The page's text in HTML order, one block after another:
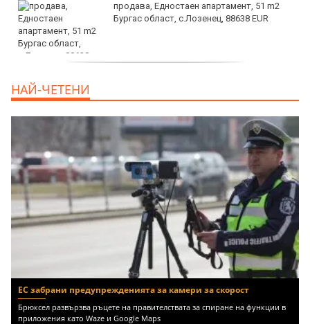
продава, Едностаен апартамент, 51 m2
Бургас област, с.Лозенец, 88638 EUR
EUR
НАЙ-ЧЕТЕНИ
ЕС забрани предупрежденията за камери за скорост
Брюксел развързва ръцете на правителствата за спиране на функции в
приложения като Waze и Google Maps